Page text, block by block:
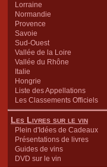
Lorraine
Normandie
Provence
Savoie
Sud-Ouest
Vallée de la Loire
Vallée du Rhône
Italie
Hongrie
Liste des Appellations
Les Classements Officiels
Les Livres sur le vin
Plein d'Idées de Cadeaux
Présentations de livres
Guides de vins
DVD sur le vin